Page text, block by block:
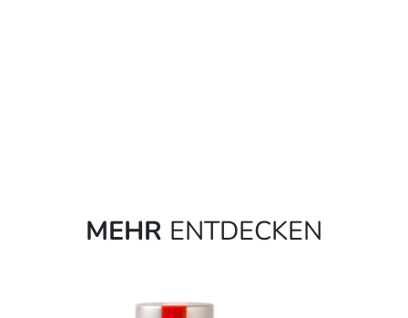
MEHR ENTDECKEN